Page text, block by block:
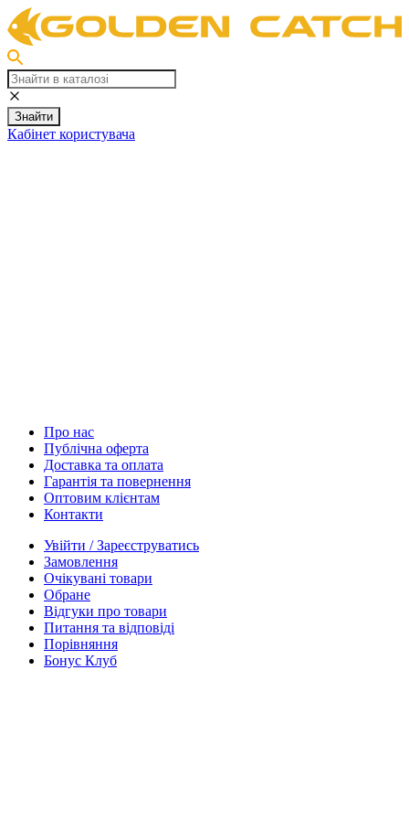
Знайти
Кабінет користувача
Про нас
Публічна оферта
Доставка та оплата
Гарантія та повернення
Оптовим клієнтам
Контакти
Увійти / Зареєструватись
Замовлення
Очікувані товари
Обране
Відгуки про товари
Питання та відповіді
Порівняння
Бонус Клуб